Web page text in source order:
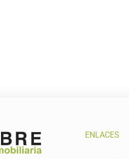
ENLACES